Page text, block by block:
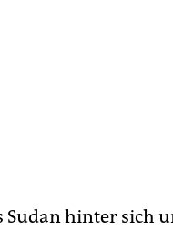
Sudan hinter sich